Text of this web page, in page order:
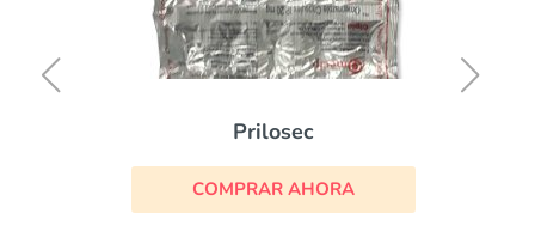
Prilosec
COMPRAR AHORA